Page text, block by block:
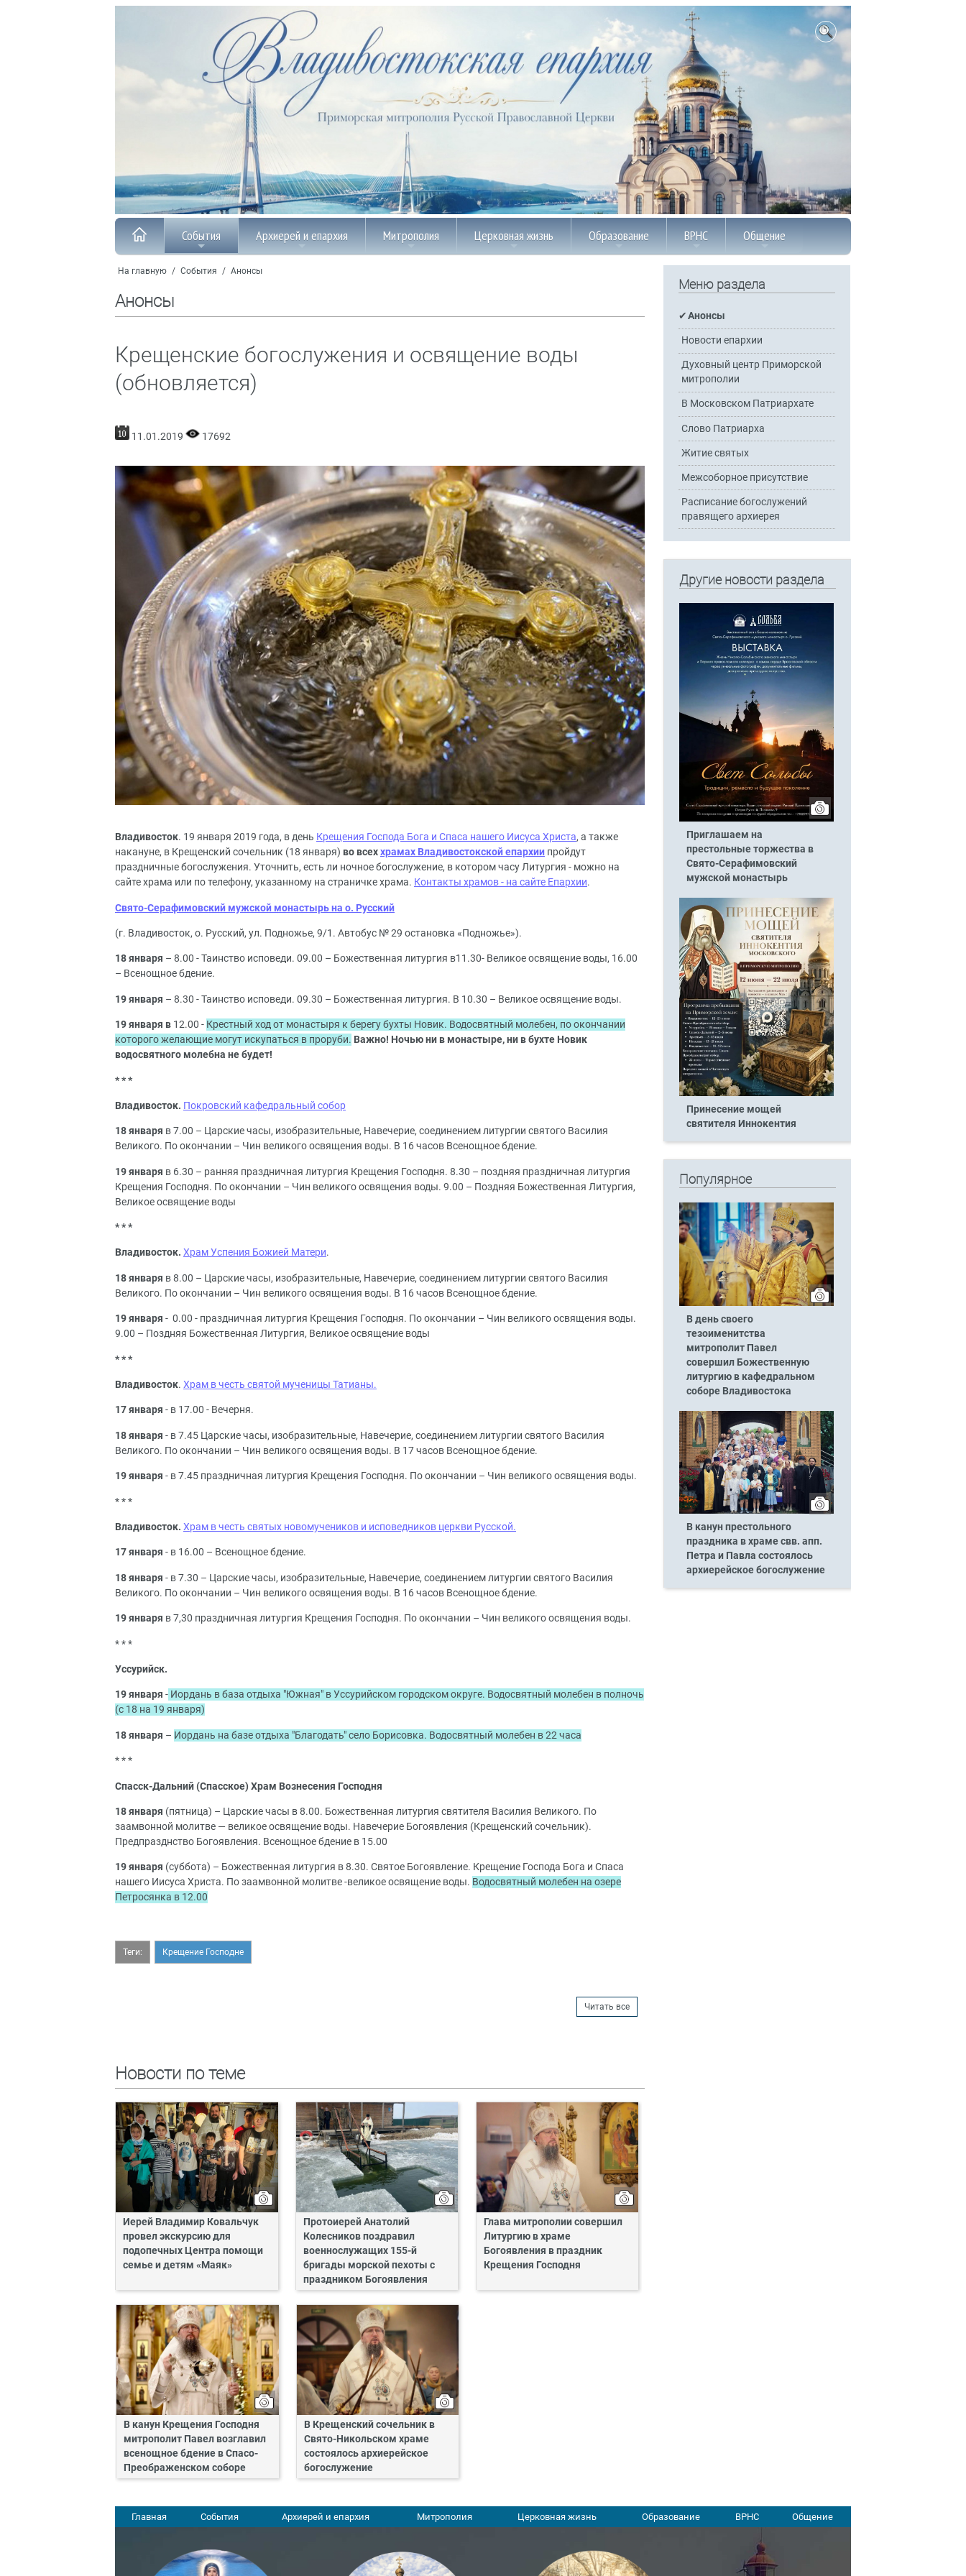
События Архиерей и епархия Митрополия Церковная жизнь Образование ВРНС Общение
На главную / События / Анонсы
Анонсы
Крещенские богослужения и освящение воды
(обновляется)
11.01.2019 17692
Владивосток. 19 января 2019 года, в день Крещения Господа Бога и Спаса нашего Иисуса Христа, а также
накануне, в Крещенский сочельник (18 января) во всеххрамах Владивостокской епархии пройдут
праздничные богослужения. Уточнить, есть ли ночное богослужение, в котором часу Литургия - можно на
сайте храма или по телефону, указанному на страничке храма. Контакты храмов - на сайте Епархии.
Свято-Серафимовский мужской монастырь на о. Русский
(г. Владивосток, о. Русский, ул. Подножье, 9/1. Автобус № 29 остановка «Подножье»).
18 января – 8.00 - Таинство исповеди. 09.00 – Божественная литургия в11.30- Великое освящение воды, 16.00
– Всенощное бдение.
19 января – 8.30 - Таинство исповеди. 09.30 – Божественная литургия. В 10.30 – Великое освящение воды.
19 января в 12.00 - Крестный ход от монастыря к берегу бухты Новик. Водосвятный молебен, по окончании
которого желающие могут искупаться в проруби. Важно! Ночью ни в монастыре, ни в бухте Новик
водосвятного молебна не будет!
* * *
Владивосток. Покровский кафедральный собор
18 января в 7.00 – Царские часы, изобразительные, Навечерие, соединением литургии святого Василия
Великого. По окончании – Чин великого освящения воды. В 16 часов Всенощное бдение.
19 января в 6.30 – ранняя праздничная литургия Крещения Господня. 8.30 – поздняя праздничная литургия
Крещения Господня. По окончании – Чин великого освящения воды. 9.00 – Поздняя Божественная Литургия,
Великое освящение воды
* * *
Владивосток. Храм Успения Божией Матери.
18 января в 8.00 – Царские часы, изобразительные, Навечерие, соединением литургии святого Василия
Великого. По окончании – Чин великого освящения воды. В 16 часов Всенощное бдение.
19 января - 0.00 - праздничная литургия Крещения Господня. По окончании – Чин великого освящения воды.
9.00 – Поздняя Божественная Литургия, Великое освящение воды
* * *
Владивосток. Храм в честь святой мученицы Татианы.
17 января - в 17.00 - Вечерня.
18 января - в 7.45 Царские часы, изобразительные, Навечерие, соединением литургии святого Василия
Великого. По окончании – Чин великого освящения воды. В 17 часов Всенощное бдение.
19 января - в 7.45 праздничная литургия Крещения Господня. По окончании – Чин великого освящения воды.
* * *
Владивосток. Храм в честь святых новомучеников и исповедников церкви Русской.
17 января - в 16.00 – Всенощное бдение.
18 января - в 7.30 – Царские часы, изобразительные, Навечерие, соединением литургии святого Василия
Великого. По окончании – Чин великого освящения воды. В 16 часов Всенощное бдение.
19 января в 7,30 праздничная литургия Крещения Господня. По окончании – Чин великого освящения воды.
* * *
Уссурийск.
19 января - Иордань в база отдыха "Южная" в Уссурийском городском округе. Водосвятный молебен в полночь
(с 18 на 19 января)
18 января – Иордань на базе отдыха "Благодать" село Борисовка. Водосвятный молебен в 22 часа
* * *
Спасск-Дальний (Спасское)Храм Вознесения Господня
18 января (пятница) – Царские часы в 8.00. Божественная литургия святителя Василия Великого. По
заамвонной молитве — великое освящение воды. Навечерие Богоявления (Крещенский сочельник).
Предпразднство Богоявления. Всенощное бдение в 15.00
19 января (суббота) – Божественная литургия в 8.30. Святое Богоявление. Крещение Господа Бога и Спаса
нашего Иисуса Христа. По заамвонной молитве -великое освящение воды. Водосвятный молебен на озере
Петросянка в 12.00
Теги: Крещение Господне
Читать все
Новости по теме
Иерей Владимир Ковальчук
провел экскурсию для
подопечных Центра помощи
семье и детям «Маяк»
Протоиерей Анатолий
Колесников поздравил
военнослужащих 155-й
бригады морской пехоты с
праздником Богоявления
Глава митрополии совершил
Литургию в храме
Богоявления в праздник
Крещения Господня
В канун Крещения Господня
митрополит Павел возглавил
всенощное бдение в Спасо-
Преображенском соборе
В Крещенский сочельник в
Свято-Никольском храме
состоялось архиерейское
богослужение
Меню раздела
Анонсы
Новости епархии
Духовный центр Приморской
митрополии
В Московском Патриархате
Слово Патриарха
Житие святых
Межсоборное присутствие
Расписание богослужений
правящего архиерея
Другие новости раздела
Приглашаем на
престольные торжества в
Свято-Серафимовский
мужской монастырь
Принесение мощей
святителя Иннокентия
Популярное
В день своего
тезоименитства
митрополит Павел
совершил Божественную
литургию в кафедральном
соборе Владивостока
В канун престольного
праздника в храме свв. апп.
Петра и Павла состоялось
архиерейское богослужение
Главная События Архиерей и епархия Митрополия Церковная жизнь Образование ВРНС Общение